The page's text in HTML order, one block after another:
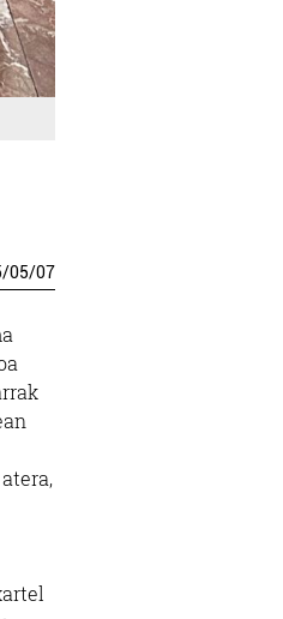
/05/07